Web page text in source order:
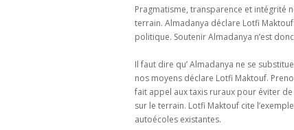
Pragmatisme, transparence et intégrité
terrain. Almadanya déclare Lotfi
politique. Soutenir Almadanya n’est
Il faut dire qu’ Almadanya ne se
nos moyens déclare Lotfi Maktouf.
fait appel aux taxis ruraux pour éviter
sur le terrain. Lotfi Maktouf cite
autoécoles existantes.